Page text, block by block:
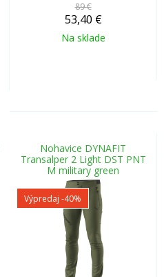
89 €
53,40 €
Na sklade
Nohavice DYNAFIT
Transalper 2 Light DST PNT
M military green
Výpredaj -40%